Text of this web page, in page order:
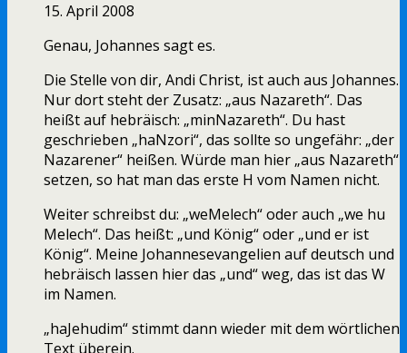
15. April 2008
Genau, Johannes sagt es.
Die Stelle von dir, Andi Christ, ist auch aus Johannes.
Nur dort steht der Zusatz: „aus Nazareth“. Das
heißt auf hebräisch: „minNazareth“. Du hast
geschrieben „haNzori“, das sollte so ungefähr: „der
Nazarener“ heißen. Würde man hier „aus Nazareth“
setzen, so hat man das erste H vom Namen nicht.
Weiter schreibst du: „weMelech“ oder auch „we hu
Melech“. Das heißt: „und König“ oder „und er ist
König“. Meine Johannesevangelien auf deutsch und
hebräisch lassen hier das „und“ weg, das ist das W
im Namen.
„haJehudim“ stimmt dann wieder mit dem wörtlichen
Text überein.